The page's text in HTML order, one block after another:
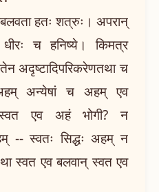
हतः शत्रुः। अपरान्
च हनिष्ये। किमत्र
अदृष्टादिपरिकरेणतथा च
अन्येषां च अहम् एव
एव अहं भोगी? न
-- स्वतः सिद्धः अहम् न
स्वत एव बलवान् स्वत एव